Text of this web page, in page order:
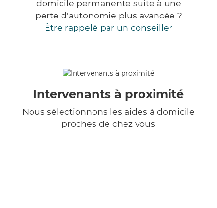
domicile permanente suite à une
perte d'autonomie plus avancée ?
Être rappelé par un conseiller
Intervenants à proximité
Nous sélectionnons les aides à domicile
proches de chez vous